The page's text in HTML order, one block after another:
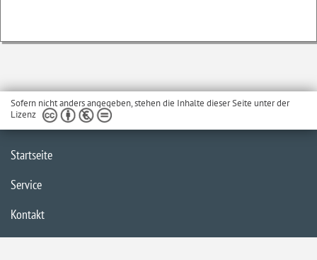
Sofern nicht anders angegeben, stehen die Inhalte dieser Seite unter der
Lizenz
Startseite
Service
Kontakt